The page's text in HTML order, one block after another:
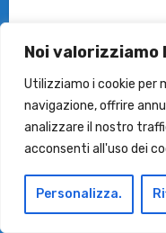
Noi
Utilizziamo i cookie per
navigazione, offrire
analizzare il nostro
acconsenti all'uso dei
Personalizza.
Articoli Correlati
Le
Migliori
Migliori
Migliori